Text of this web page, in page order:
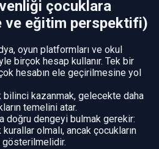
çocuklara
ve eğitim perspektifi)
oyun platformları ve okul
birçok hesap kullanır. Tek bir
hesabın ele geçirilmesine yol
bilinci kazanmak, gelecekte daha
temelini atar.
doğru dengeyi bulmak gerekir:
olmalı, ancak çocukların
gösterilmelidir.